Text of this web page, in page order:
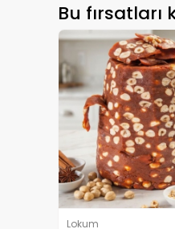
Bu fırsatları
Lokum